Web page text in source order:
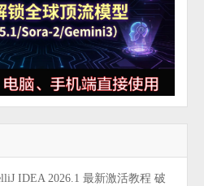
IDEA 2026.1 最新激活教程 破